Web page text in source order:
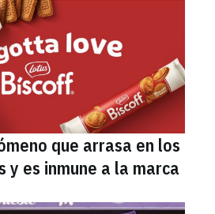
que arrasa en los
y es inmune a la marca